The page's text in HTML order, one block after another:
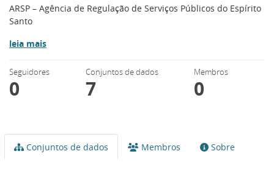
ARSP – Agência de Regulação de Serviços Públicos do Espírito
Santo
leia mais
Seguidores
0
Conjuntos de dados
7
Membros
0
Conjuntos de dados Membros Sobre